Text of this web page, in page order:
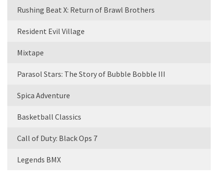
Rushing Beat X: Return of Brawl Brothers
Resident Evil Village
Mixtape
Parasol Stars: The Story of Bubble Bobble III
Spica Adventure
Basketball Classics
Call of Duty: Black Ops 7
Legends BMX